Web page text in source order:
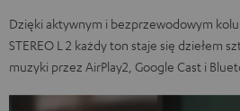
Dzięki aktywnym i bezprzewodowym
STEREO L 2 każdy ton staje się dziełem
muzyki przez AirPlay2, Google Cast i